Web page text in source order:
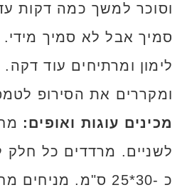
וסוכר למשך כמה דקות
סמיך אבל לא סמיך מידי.
לימון ומרתיחים עוד
ומקררים את הסירופ
מכינים עוגות ואופים:
לשניים. מרדדים כל חלק
כ -30*25 ס"מ.